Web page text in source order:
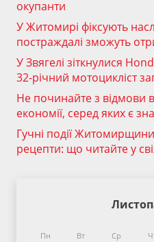
окупанти
У Житомирі фіксують
постраждалі зможуть
У Звягелі зіткнулися
32-річний мотоцикліст
Не починайте з відмови
економії, серед яких є
Гучні події
рецепти: що читайте у
Пн Вт Ср